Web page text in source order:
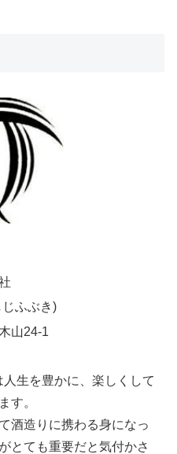
ふぶき)
山24-1
生を豊かに、楽しくして
す。
酒造りに携わる身になっ
とても重要だと気付かさ